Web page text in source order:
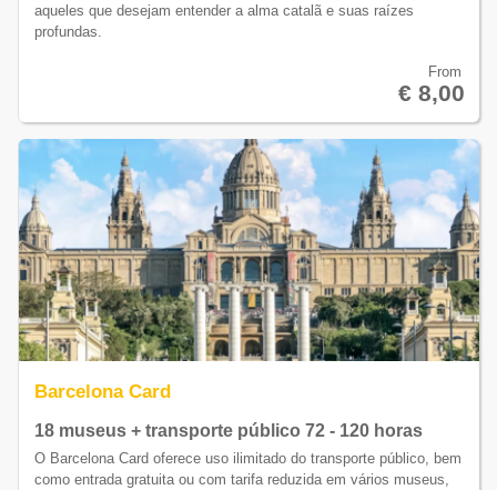
aqueles que desejam entender a alma catalã e suas raízes
profundas.
From
€ 8,00
Barcelona Card
18 museus + transporte público 72 - 120 horas
O Barcelona Card oferece uso ilimitado do transporte público, bem
como entrada gratuita ou com tarifa reduzida em vários museus,